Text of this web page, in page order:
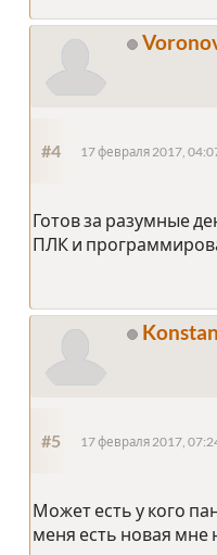
#4 17 февраля 2017,
Готов за разумные
ПЛК и
#5 17 февраля 2017,
Может есть у кого
меня есть новая мне